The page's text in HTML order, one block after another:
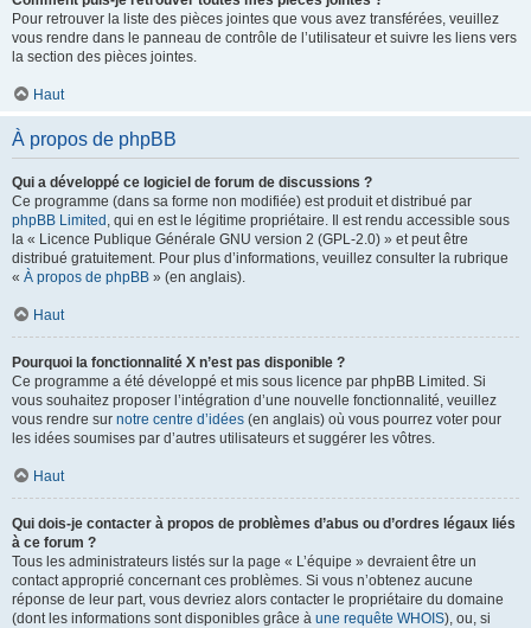
Pour retrouver la liste des pièces jointes que vous avez transférées, veuillez
vous rendre dans le panneau de contrôle de l’utilisateur et suivre les liens vers
la section des pièces jointes.
Haut
À propos de phpBB
Qui a développé ce logiciel de forum de discussions ?
Ce programme (dans sa forme non modifiée) est produit et distribué par
phpBB Limited , qui en est le légitime propriétaire. Il est rendu accessible sous
la « Licence Publique Générale GNU version 2 (GPL-2.0) » et peut être
distribué gratuitement. Pour plus d’informations, veuillez consulter la rubrique
« À propos de phpBB » (en anglais).
Haut
Pourquoi la fonctionnalité X n’est pas disponible ?
Ce programme a été développé et mis sous licence par phpBB Limited. Si
vous souhaitez proposer l’intégration d’une nouvelle fonctionnalité, veuillez
vous rendre sur notre centre d’idées (en anglais) où vous pourrez voter pour
les idées soumises par d’autres utilisateurs et suggérer les vôtres.
Haut
Qui dois-je contacter à propos de problèmes d’abus ou d’ordres légaux liés
à ce forum ?
Tous les administrateurs listés sur la page « L’équipe » devraient être un
contact approprié concernant ces problèmes. Si vous n’obtenez aucune
réponse de leur part, vous devriez alors contacter le propriétaire du domaine
(dont les informations sont disponibles grâce à une requête WHOIS), ou, si